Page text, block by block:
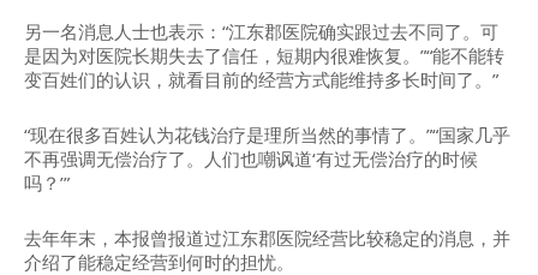
另一名消息人士也表示：“江东郡医院确实跟过去不同了。可
是因为对医院长期失去了信任，短期内很难恢复。”“能不能转
变百姓们的认识，就看目前的经营方式能维持多长时间了。”
“现在很多百姓认为花钱治疗是理所当然的事情了。”“国家几乎
不再强调无偿治疗了。人们也嘲讽道‘有过无偿治疗的时候
吗？’”
去年年末，本报曾报道过江东郡医院经营比较稳定的消息，并
介绍了能稳定经营到何时的担忧。